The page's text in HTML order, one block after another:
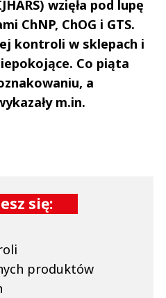
wzięła pod lupę
ChNP, ChOG i GTS.
kontroli w sklepach i
Co piąta
a
m.in.
się:
produktów